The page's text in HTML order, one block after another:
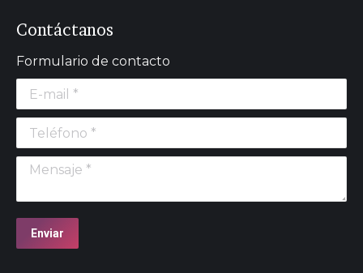
Contáctanos
Formulario de contacto
E-mail *
Teléfono *
Mensaje *
Enviar